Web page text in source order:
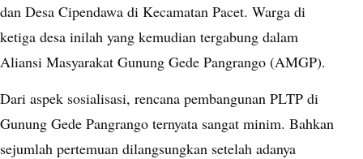
dan Desa Cipendawa di Kecamatan Pacet. Warga di
ketiga desa inilah yang kemudian tergabung dalam
Aliansi Masyarakat Gunung Gede Pangrango (AMGP).
Dari aspek sosialisasi, rencana pembangunan PLTP di
Gunung Gede Pangrango ternyata sangat minim. Bahkan
sejumlah pertemuan dilangsungkan setelah adanya